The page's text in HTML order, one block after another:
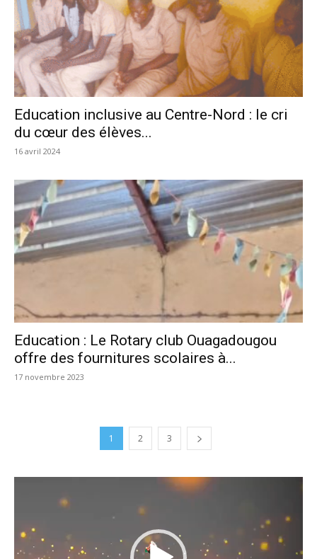
Education inclusive au Centre-Nord : le cri
du cœur des élèves...
16 avril 2024
Education : Le Rotary club Ouagadougou
offre des fournitures scolaires à...
17 novembre 2023
1 2 3